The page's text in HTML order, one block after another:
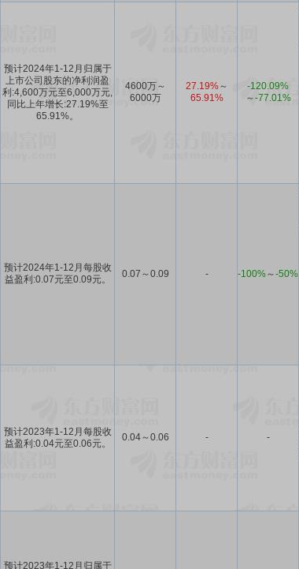
预计2024年1-12月归属于
上市公司股东的净利润盈
利:4,600万元至6,000万元,
同比上年增长:27.19%至
65.91%。
4600万～
6000万
27.19%～
65.91%
-120.09%
～-77.01%
预计2024年1-12月每股收
益盈利:0.07元至0.09元。
0.07～0.09 - -100%～-50%
预计2023年1-12月每股收
益盈利:0.04元至0.06元。
0.04～0.06 - -
预计2023年1-12月归属于